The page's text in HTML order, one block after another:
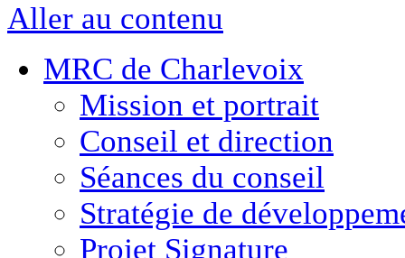
Aller au contenu
MRC de Charlevoix
Mission et portrait
Conseil et direction
Séances du conseil
Stratégie de
Projet Signature